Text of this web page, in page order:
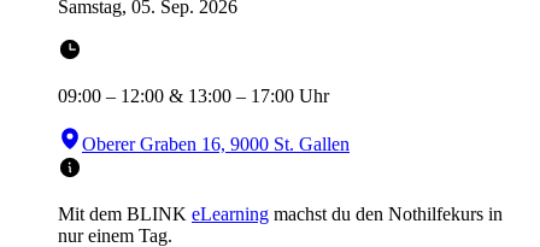
Samstag, 05. Sep. 2026
09:00 – 12:00 & 13:00 – 17:00 Uhr
Oberer Graben 16, 9000 St. Gallen
Mit dem BLINK eLearning machst du den Nothilfekurs in
nur einem Tag.